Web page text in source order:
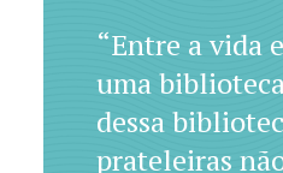
“Entre a vida
uma
dessa
prateleiras